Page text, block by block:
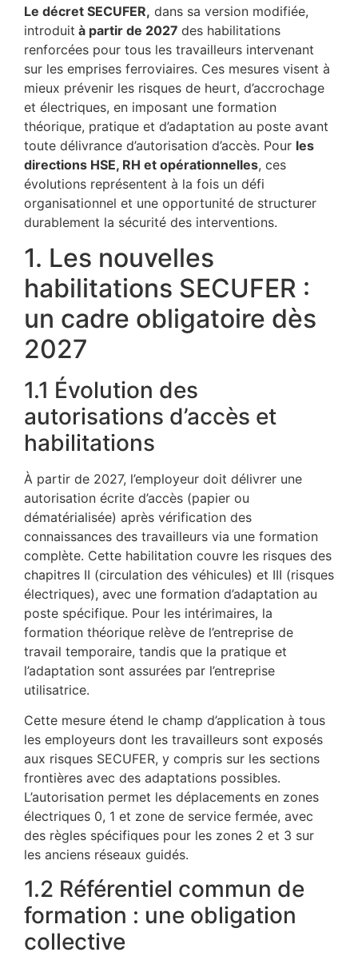
Le décret SECUFER, dans sa version modifiée,
introduit à partir de 2027 des habilitations
renforcées pour tous les travailleurs intervenant
sur les emprises ferroviaires. Ces mesures visent à
mieux prévenir les risques de heurt, d’accrochage
et électriques, en imposant une formation
théorique, pratique et d’adaptation au poste avant
toute délivrance d’autorisation d’accès. Pour les
directions HSE, RH et opérationnelles, ces
évolutions représentent à la fois un défi
organisationnel et une opportunité de structurer
durablement la sécurité des interventions.
1. Les nouvelles
habilitations SECUFER :
un cadre obligatoire dès
2027
1.1 Évolution des
autorisations d’accès et
habilitations
À partir de 2027, l’employeur doit délivrer une
autorisation écrite d’accès (papier ou
dématérialisée) après vérification des
connaissances des travailleurs via une formation
complète. Cette habilitation couvre les risques des
chapitres II (circulation des véhicules) et III (risques
électriques), avec une formation d’adaptation au
poste spécifique. Pour les intérimaires, la
formation théorique relève de l’entreprise de
travail temporaire, tandis que la pratique et
l’adaptation sont assurées par l’entreprise
utilisatrice.
Cette mesure étend le champ d’application à tous
les employeurs dont les travailleurs sont exposés
aux risques SECUFER, y compris sur les sections
frontières avec des adaptations possibles.
L’autorisation permet les déplacements en zones
électriques 0, 1 et zone de service fermée, avec
des règles spécifiques pour les zones 2 et 3 sur
les anciens réseaux guidés.
1.2 Référentiel commun de
formation : une obligation
collective